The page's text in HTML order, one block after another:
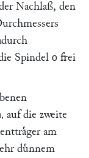
Nachlaß, den
Spindel o frei
auf die zweite
am
duͤnnem